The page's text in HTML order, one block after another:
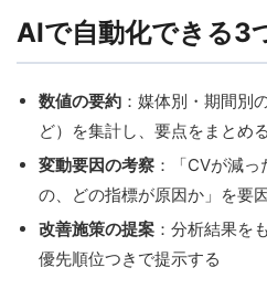
AIで自動化できる3
数値の要約 ：媒体別・期間別
ど）を集計し、要点をまとめる
変動要因の考察 ：「CVが減
の、どの指標が原因か」を要
改善施策の提案 ：分析結果を
優先順位つきで提示する